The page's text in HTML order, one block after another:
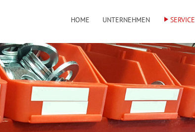
HOME UNTERNEHMEN SERVICE